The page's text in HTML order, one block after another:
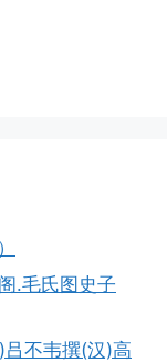
.毛氏图史子
不韦撰(汉)高